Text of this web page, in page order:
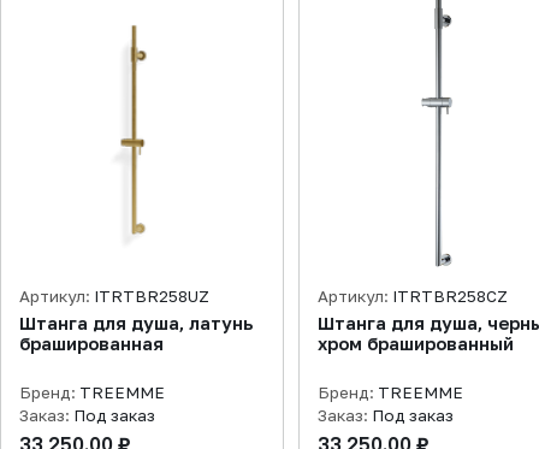
Артикул: ITRTBR258UZ
Штанга для душа, латунь
брашированная
Бренд: TREEMME
Заказ: Под заказ
33 250.00 ₽
Артикул: ITRTBR258CZ
Штанга для душа,
хром брашированный
Бренд: TREEMME
Заказ: Под заказ
33 250.00 ₽